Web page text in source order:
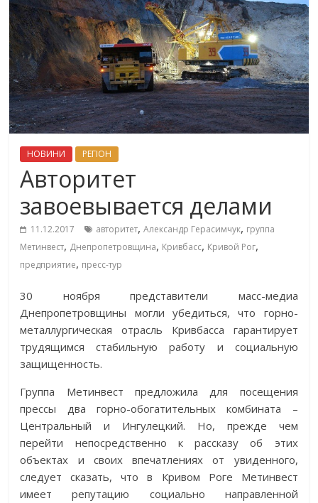
НОВИНИ РЕГІОН
Авторитет
завоевывается делами
11.12.2017 авторитет,Александр Герасимчук, группа
Метинвест, Днепропетровщина, Кривбасс, Кривой Рог,
предприятие, пресс-тур
30 ноября представители масс-медиа
Днепропетровщины могли убедиться, что горно-
металлургическая отрасль Кривбасса гарантирует
трудящимся стабильную работу и социальную
защищенность.
Группа Метинвест предложила для посещения
прессы два горно-обогатительных комбината –
Центральный и Ингулецкий. Но, прежде чем
перейти непосредственно к рассказу об этих
объектах и своих впечатлениях от увиденного,
следует сказать, что в Кривом Роге Метинвест
имеет репутацию социально направленной